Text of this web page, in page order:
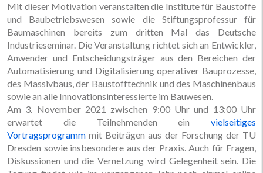
Mit dieser Motivation veranstalten die Institute für Baustoffe
und Baubetriebswesen sowie die Stiftungsprofessur für
Baumaschinen bereits zum dritten Mal das Deutsche
Industrieseminar. Die Veranstaltung richtet sich an Entwickler,
Anwender und Entscheidungsträger aus den Bereichen der
Automatisierung und Digitalisierung operativer Bauprozesse,
des Massivbaus, der Baustofftechnik und des Maschinenbaus
sowie an alle Innovationsinteressierte im Bauwesen.
Am 3. November 2021 zwischen 9:00 Uhr und 13:00 Uhr
erwartet die Teilnehmenden ein vielseitiges
Vortragsprogramm mit Beiträgen aus der Forschung der TU
Dresden sowie insbesondere aus der Praxis. Auch für Fragen,
Diskussionen und die Vernetzung wird Gelegenheit sein. Die